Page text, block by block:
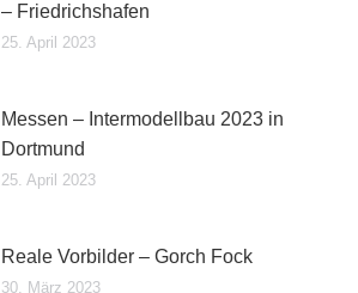
– Friedrichshafen
25. April 2023
Messen – Intermodellbau 2023 in
Dortmund
25. April 2023
Reale Vorbilder – Gorch Fock
30. März 2023